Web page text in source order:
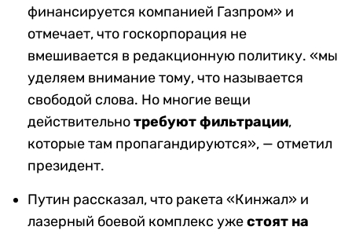
финансируется компанией Газпром» и
отмечает, что госкорпорация не
вмешивается в редакционную политику. «мы
уделяем внимание тому, что называется
свободой слова. Но многие вещи
действительнотребуют фильтрации,
которые там пропагандируются», — отметил
президент.
Путин рассказал, что ракета «Кинжал» и
лазерный боевой комплекс ужестоят на